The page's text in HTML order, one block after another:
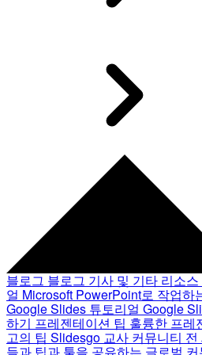
블로그 블로그 기사 및 기타 리소스
얼 Microsoft PowerPoint로 작업하
Google Slides 튜토리얼 Google
하기 프레젠테이션 팁 훌륭한 프레
고의 팁 Slidesgo 교사 커뮤니티 전